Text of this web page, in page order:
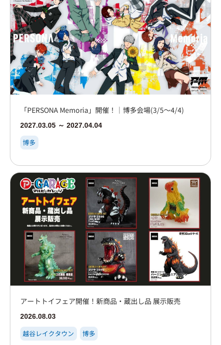
「PERSONA Memoria」開催！｜博多会場(3/5～4/4)
2027.03.05 ～ 2027.04.04
博多
アートトイフェア開催！新商品・蔵出し品 展示販売
2026.08.03
越谷レイクタウン 博多